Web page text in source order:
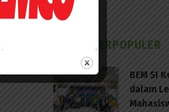
BERITA TERPOPULER
BEM SI
dalam